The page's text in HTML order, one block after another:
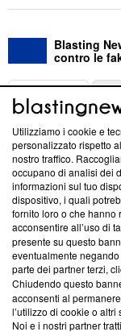
Blasting
contro le
ABOUT
Questa sezione
News, sui nostri
creare news di
‘Trust Project -
ancora membro
parte; Trust
conformità agli
Su di noi
Team editoriale
Corporate
Utilizziamo i cookie e
personalizzato rispetto
nostro traffico.
occupano di analisi dei
informazioni sul tuo
dispositivo, i quali
fornito loro o che hanno
acconsentire all’uso di
presente su questo
eventualmente
parte dei partner terzi,
Chiudendo questo
acconsenti al
l’utilizzo di cookie o
Noi e i nostri partner